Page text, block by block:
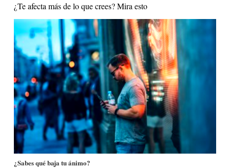
¿Te afecta más de lo que crees? Mira esto
¿Sabes qué baja tu ánimo?